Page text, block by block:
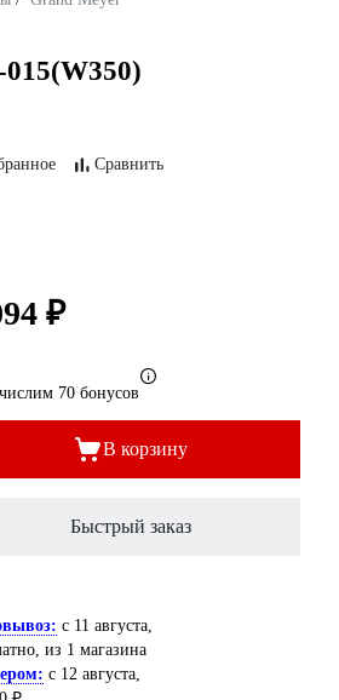
Сравнить
₽
70 бонусов
В корзину
Быстрый заказ
c 11 августа,
, из 1 магазина
c 12 августа,